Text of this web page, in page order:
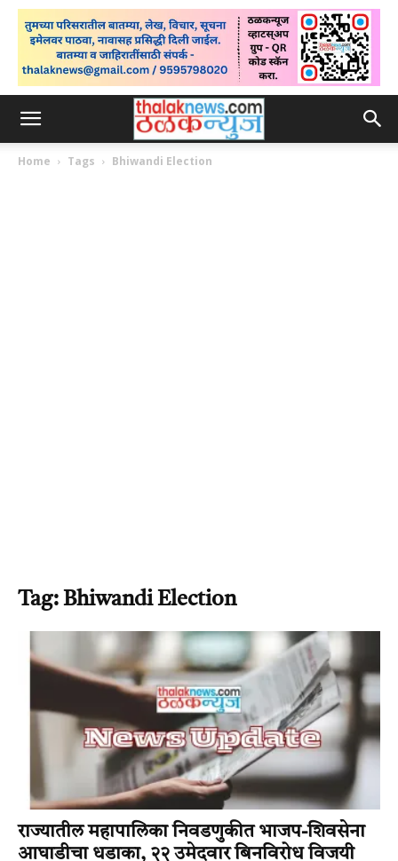
Home Tags Bhiwandi Election
Tag: Bhiwandi Election
राज्यातील महापालिका निवडणुकीत भाजप-शिवसेना
आघाडीचा धडाका, २२ उमेदवार बिनविरोध विजयी